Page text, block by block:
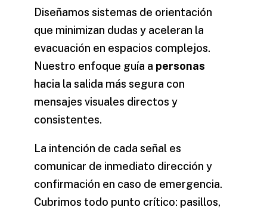
Diseñamos sistemas de orientación
que minimizan dudas y aceleran la
evacuación en espacios complejos.
Nuestro enfoque guía a personas
hacia la salida más segura con
mensajes visuales directos y
consistentes.
La intención de cada señal es
comunicar de inmediato dirección y
confirmación en caso de emergencia.
Cubrimos todo punto crítico: pasillos,